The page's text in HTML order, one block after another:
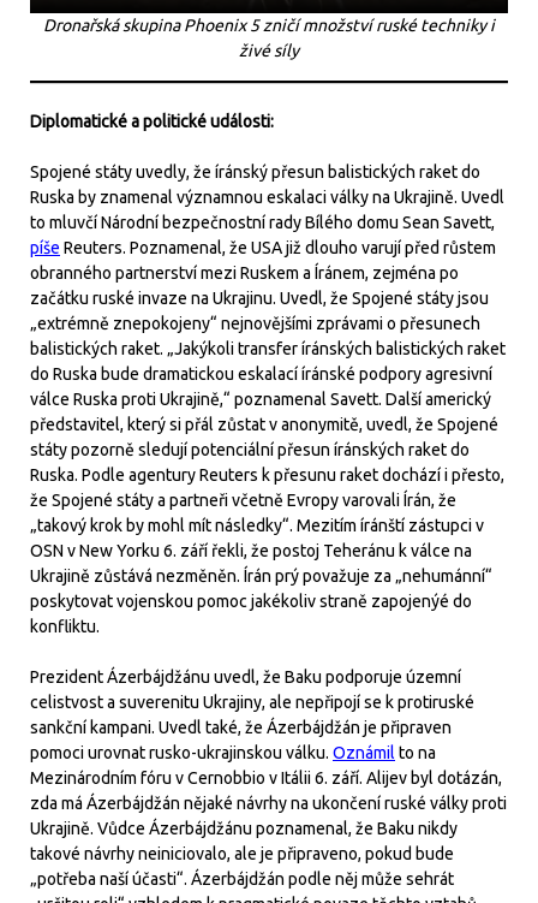
Dronařská skupina Phoenix 5 zničí množství ruské techniky i
živé síly
Diplomatické a politické události:
Spojené státy uvedly, že íránský přesun balistických raket do
Ruska by znamenal významnou eskalaci války na Ukrajině. Uvedl
to mluvčí Národní bezpečnostní rady Bílého domu Sean Savett,
píše Reuters. Poznamenal, že USA již dlouho varují před růstem
obranného partnerství mezi Ruskem a Íránem, zejména po
začátku ruské invaze na Ukrajinu. Uvedl, že Spojené státy jsou
„extrémně znepokojeny“ nejnovějšími zprávami o přesunech
balistických raket. „Jakýkoli transfer íránských balistických raket
do Ruska bude dramatickou eskalací íránské podpory agresivní
válce Ruska proti Ukrajině,“ poznamenal Savett. Další americký
představitel, který si přál zůstat v anonymitě, uvedl, že Spojené
státy pozorně sledují potenciální přesun íránských raket do
Ruska. Podle agentury Reuters k přesunu raket dochází i přesto,
že Spojené státy a partneři včetně Evropy varovali Írán, že
„takový krok by mohl mít následky“. Mezitím íránští zástupci v
OSN v New Yorku 6. září řekli, že postoj Teheránu k válce na
Ukrajině zůstává nezměněn. Írán prý považuje za „nehumánní“
poskytovat vojenskou pomoc jakékoliv straně zapojenýé do
konfliktu.
Prezident Ázerbájdžánu uvedl, že Baku podporuje územní
celistvost a suverenitu Ukrajiny, ale nepřipojí se k protiruské
sankční kampani. Uvedl také, že Ázerbájdžán je připraven
pomoci urovnat rusko-ukrajinskou válku. Oznámil to na
Mezinárodním fóru v Cernobbio v Itálii 6. září. Alijev byl dotázán,
zda má Ázerbájdžán nějaké návrhy na ukončení ruské války proti
Ukrajině. Vůdce Ázerbájdžánu poznamenal, že Baku nikdy
takové návrhy neiniciovalo, ale je připraveno, pokud bude
„potřeba naší účasti“. Ázerbájdžán podle něj může sehrát